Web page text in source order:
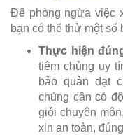
Để phòng ngừa việc
bạn có thể thử một số
Thực hiện
tiêm chủng uy
bảo quản đạt
chủng cần có
giỏi chuyên
xin an toàn,